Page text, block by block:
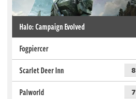
Halo: Campaign Evolved
Fogpiercer
Scarlet Deer Inn
8
Palworld 7